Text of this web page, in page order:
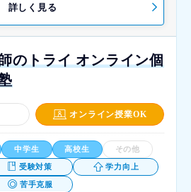
詳しく見る
のトライ オンライン個
オンライン授業OK
中学生 高校生 その他
受験対策 学力向上
苦手克服